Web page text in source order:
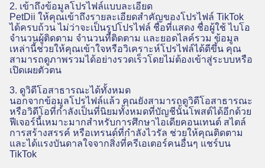
2. เข้าถึงข้อมูลโปรไฟล์แบบละเอียด
PetDii ให้คุณเข้าถึงรายละเอียดสำคัญของโปรไฟล์ TikTok
ได้ครบถ้วน ไม่ว่าจะเป็นรูปโปรไฟล์ ชื่อที่แสดง ชื่อผู้ใช้ ไบโอ
จำนวนผู้ติดตาม จำนวนที่ติดตาม และยอดไลค์รวม ข้อมูล
เหล่านี้ช่วยให้คุณเข้าใจหรือวิเคราะห์โปรไฟล์ได้ดีขึ้น คุณ
สามารถดูภาพรวมได้อย่างรวดเร็วโดยไม่ต้องเข้าสู่ระบบหรือ
เปิดเผยตัวตน
3. ดูวิดีโอสาธารณะได้ทั้งหมด
นอกจากข้อมูลโปรไฟล์แล้ว คุณยังสามารถดูวิดีโอสาธารณะ
หรือวิดีโอที่กำลังเป็นที่นิยมทั้งหมดที่บัญชีนั้นโพสต์ได้อีกด้วย
ฟีเจอร์นี้เหมาะมากสำหรับการศึกษาไอเดียคอนเทนต์ สไตล์
การสร้างสรรค์ หรือเทรนด์ที่กำลังไวรัล ช่วยให้คุณติดตาม
และได้แรงบันดาลใจจากสิ่งที่ครีเอเตอร์คนอื่นๆ แชร์บน
TikTok